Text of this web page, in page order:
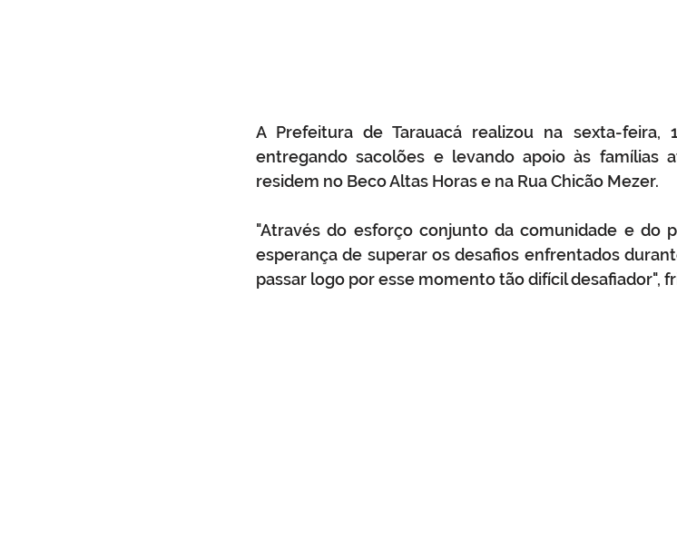
A Prefeitura de Tarauacá realizou na sexta-feira,
entregando sacolões e levando apoio às famílias
residem no Beco Altas Horas e na Rua Chicão Mezer.
"Através do esforço conjunto da comunidade e do
esperança de superar os desafios enfrentados
passar logo por esse momento tão difícil desafiador",